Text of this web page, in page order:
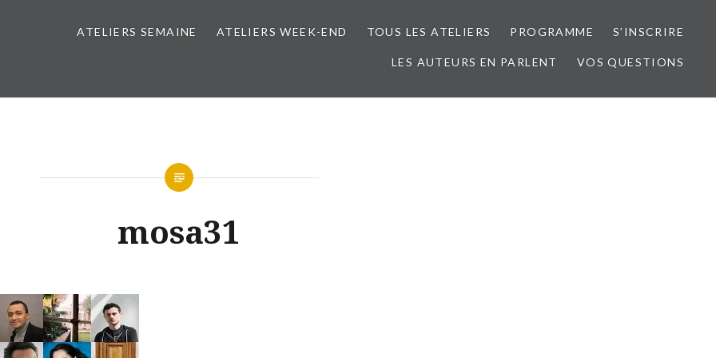
ATELIERS SEMAINE ATELIERS WEEK-END TOUS LES ATELIERS PROGRAMME S’INSCRIRE
LES AUTEURS EN PARLENT VOS QUESTIONS
mosa31